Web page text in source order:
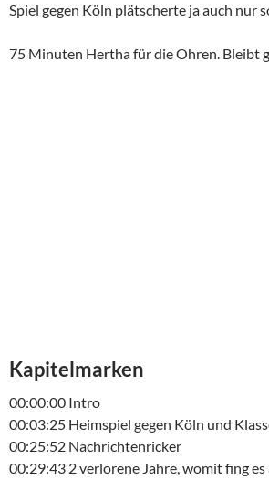
Spiel gegen Köln plätscherte ja auch nur
75 Minuten Hertha für die Ohren. Bleibt
Kapitelmarken
00:00:00 Intro
00:03:25 Heimspiel gegen Köln und
00:25:52 Nachrichtenricker
00:29:43 2 verlorene Jahre, womit fing es